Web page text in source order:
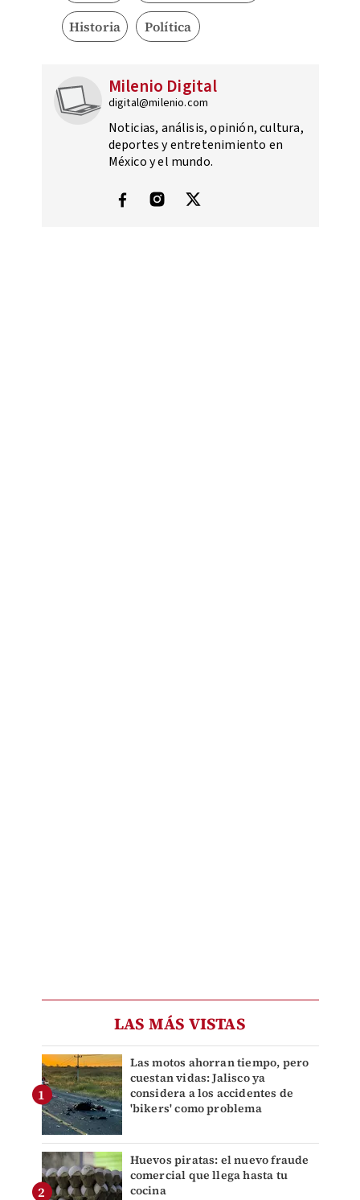
Historia Política
Milenio Digital
digital@milenio.com
Noticias, análisis, opinión, cultura,
deportes y entretenimiento en
México y el mundo.
LAS MÁS VISTAS
Las motos ahorran tiempo, pero
cuestan vidas: Jalisco ya
considera a los accidentes de
'bikers' como problema
Huevos piratas: el nuevo fraude
comercial que llega hasta tu
cocina